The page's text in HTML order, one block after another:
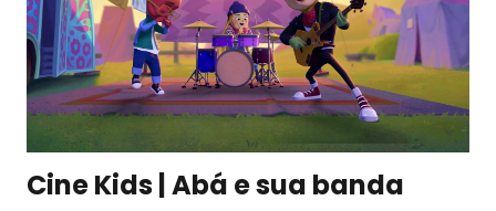
Cine Kids | Abá e sua banda